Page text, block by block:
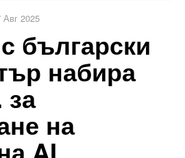
Авг 2025
български
набира
на